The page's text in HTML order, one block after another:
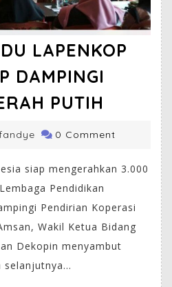
LAPENKOP
DAMPINGI
PUTIH
0 Comment
siap mengerahkan 3.000
Pendidikan
Pendirian Koperasi
Wakil Ketua Bidang
Dekopin menyambut
selanjutnya...